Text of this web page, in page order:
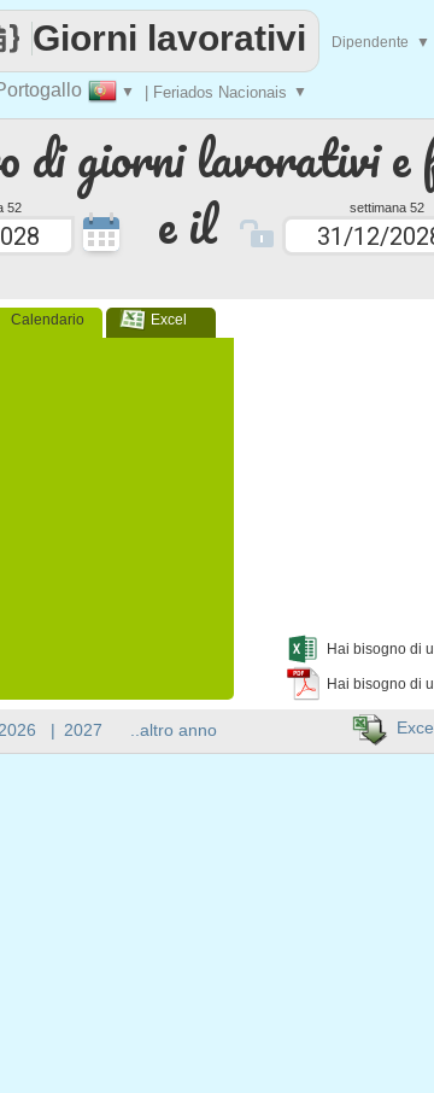
di giorni lavorativi e
52 e il settimana 52
Calendario Excel
Hai bisogno di
Hai bisogno di
▼ | Feriados Nacionais ▼
Giorni lavorativi Dipendente ▼
2026 | 2027 ..altro anno